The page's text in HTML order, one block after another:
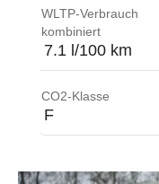
WLTP-Verbrauch
kombiniert
7.1 l/100 km
CO2-Klasse
F